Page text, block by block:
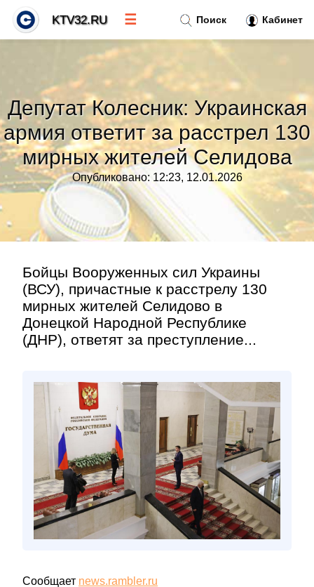
Депутат Колесник: Украинская
армия ответит за расстрел 130
мирных жителей Селидова
Опубликовано: 12:23, 12.01.2026
Бойцы Вооруженных сил Украины
(ВСУ), причастные к расстрелу 130
мирных жителей Селидово в
Донецкой Народной Республике
(ДНР), ответят за преступление...
Сообщает news.rambler.ru
Поиск Кабинет
KTV32.RU ☰
Тренды новостей»
Рубрики»
Правила
Контакт»